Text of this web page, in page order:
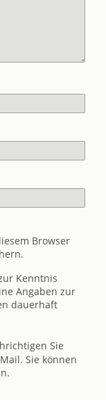
Browser
Kenntnis
Angaben zur
dauerhaft
Sie
Sie können